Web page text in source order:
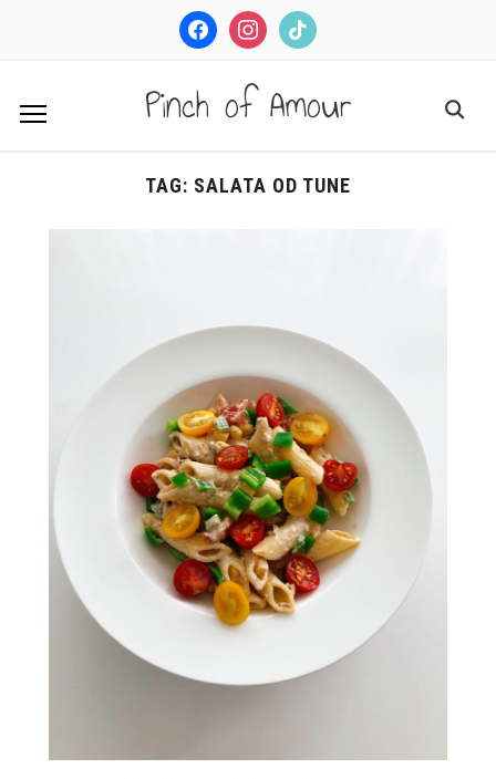
facebookinstagramtiktok
Pinch of Amour
TAG: SALATA OD TUNE